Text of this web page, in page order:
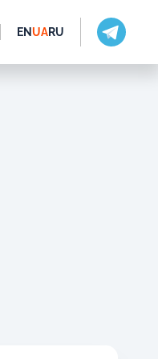
ENUARU